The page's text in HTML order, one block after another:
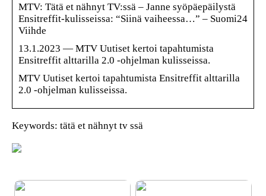
MTV: Tätä et nähnyt TV:ssä – Janne syöpäepäilystä
Ensitreffit-kulisseissa: “Siinä vaiheessa…” – Suomi24
Viihde
13.1.2023 — MTV Uutiset kertoi tapahtumista
Ensitreffit alttarilla 2.0 -ohjelman kulisseissa.
MTV Uutiset kertoi tapahtumista Ensitreffit alttarilla
2.0 -ohjelman kulisseissa.
Keywords: tätä et nähnyt tv ssä